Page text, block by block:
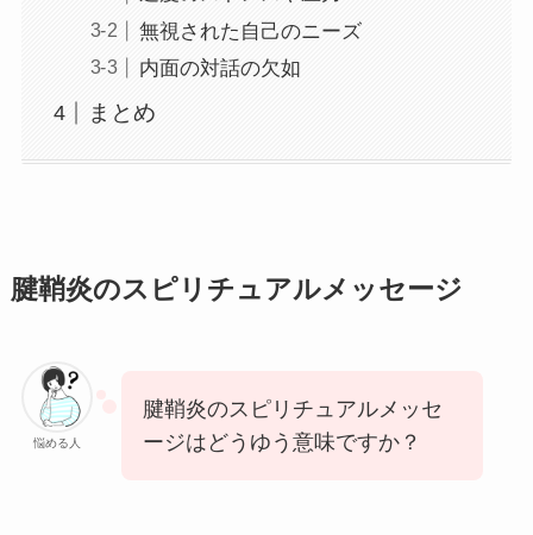
無視された自己のニーズ
内面の対話の欠如
まとめ
腱鞘炎のスピリチュアルメッセージ
悩める人
腱鞘炎のスピリチュアルメッセ
ージはどうゆう意味ですか？